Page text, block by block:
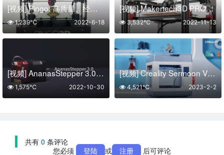
[视频] Pingo: 高质量、经济实惠的3D打印机
2022-6-18
1,239℃
[视频] Makertech3D PROFORGE 3.5 3D打印机套件
2022-11-13
3,532℃
[视频] AnanasStepper 3.0：用于多轴控制的伺服步进电机
2022-10-30
1,575℃
[视频] Creality Sermoon V1&V1 Pro FDM 3D打印机 开箱即打
2023-2-2
4,521℃
共有 0 条评论
您必须 登陆 或 注册 后可评论